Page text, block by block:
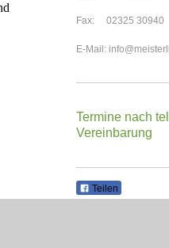
Fax: 02325 30940
E-Mail:
Termine nach
Vereinbarung
Teilen